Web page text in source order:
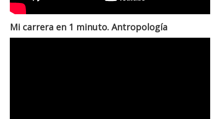
Mi carrera en 1 minuto. Antropología